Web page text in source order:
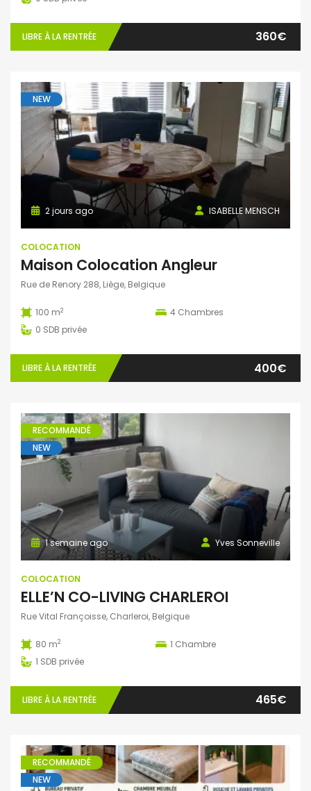
LIBRE À LA RENTRÉE 360€
NEW
ISABELLE MENSCH
2 jours ago
COLOCATION
Maison Colocation Angleur
Rue de Renory 288, Liège, Belgique
100 m2 4 Chambres
0 SDB privée
LIBRE À LA RENTRÉE 400€
RECOMMANDÉ
NEW
Yves Sonneville
1 semaine ago
COLOCATION
ELLE’N CO-LIVING CHARLEROI
Rue Vital Françoisse, Charleroi, Belgique
80 m2 1 Chambre
1 SDB privée
LIBRE À LA RENTRÉE 465€
RECOMMANDÉ
NEW